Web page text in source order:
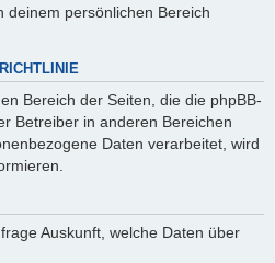
deinem persönlichen Bereich
Bereich der Seiten, die die phpBB-
Betreiber in anderen Bereichen
Daten verarbeitet, wird
Auskunft, welche Daten über